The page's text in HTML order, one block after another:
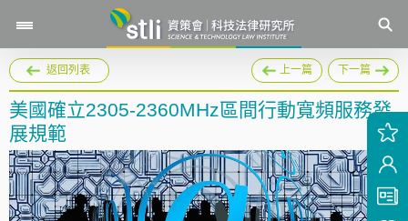
返回列表 上一篇 下一篇
美國確立2305-2360MHz區間行動寬頻服務發
展規範